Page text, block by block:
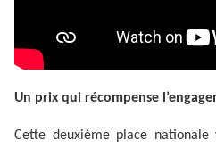
Un prix qui récompense
Cette deuxième place